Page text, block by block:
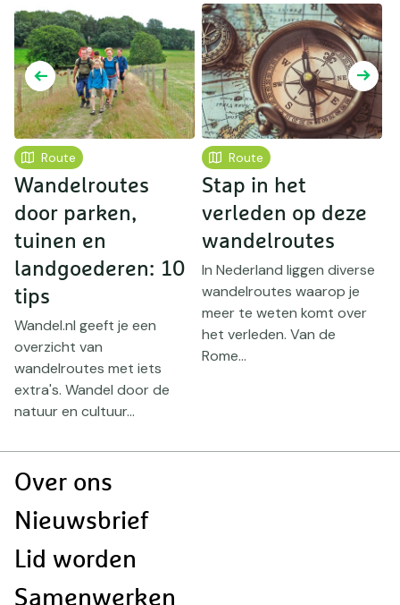
Route
Wandelroutes
door parken,
tuinen en
landgoederen: 10
tips
Wandel.nl geeft je een
overzicht van
wandelroutes met iets
extra's. Wandel door de
natuur en cultuur...
Route
Stap in het
verleden op deze
wandelroutes
In Nederland liggen diverse
wandelroutes waarop je
meer te weten komt over
het verleden. Van de
Rome...
Doormat
Over ons
Nieuwsbrief
Lid worden
Samenwerken